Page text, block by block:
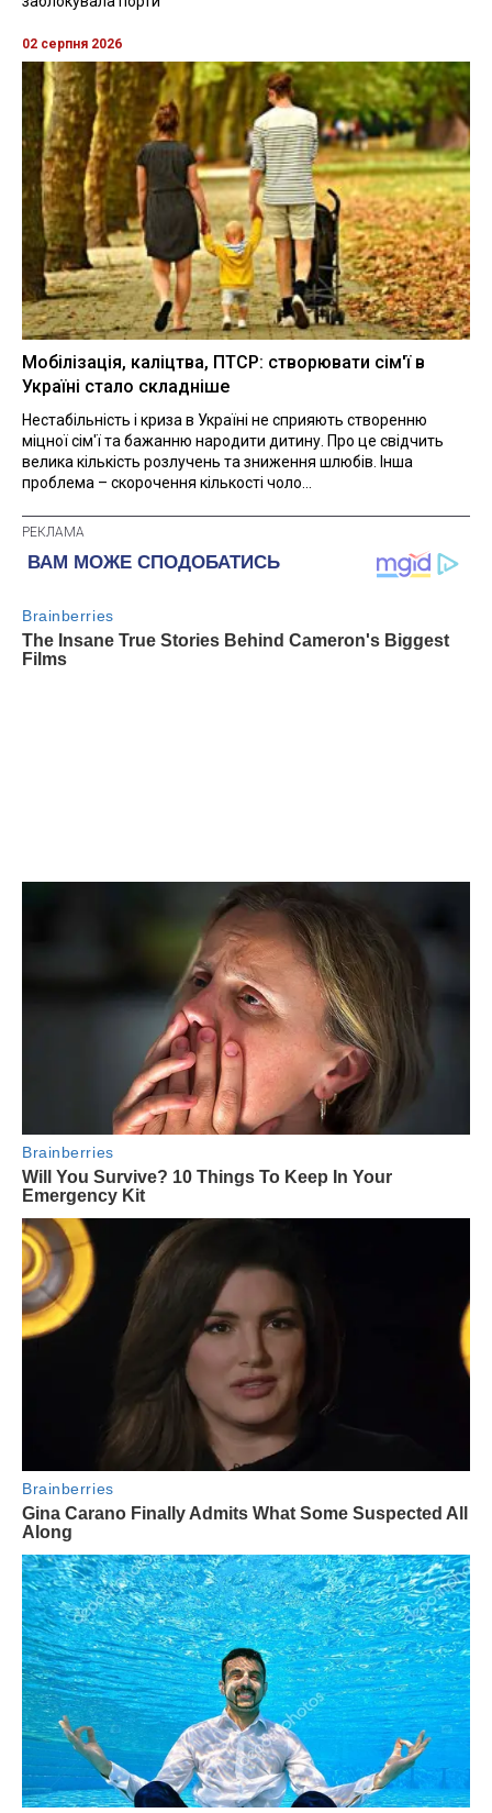
02 серпня 2026
Мобілізація, каліцтва, ПТСР: створювати сім'ї в
Україні стало складніше
Нестабільність і криза в Україні не сприяють створенню
міцної сім'ї та бажанню народити дитину. Про це свідчить
велика кількість розлучень та зниження шлюбів. Інша
проблема – скорочення кількості чоло...